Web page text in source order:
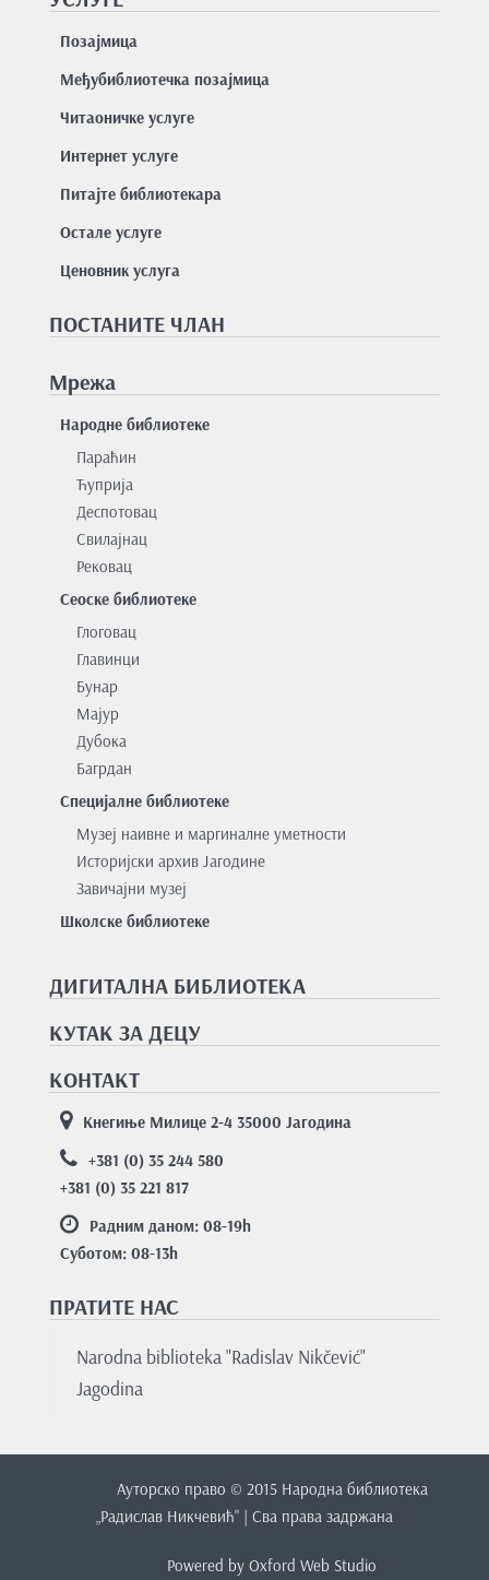
Позајмицa
Међубиблиотечка позајмица
Читаоничке услуге
Интернет услуге
Питајте библиотекара
Остале услуге
Ценовник услуга
ПОСТАНИТЕ ЧЛАН
Мрежа
Народне библиотеке
Параћин
Ћуприја
Деспотовац
Свилајнац
Рековац
Сеоске библиотеке
Глоговац
Главинци
Бунар
Мајур
Дубока
Багрдан
Специјалне библиотеке
Музеј наивне и маргиналне уметности
Историјски архив Јагодине
Завичајни музеј
Школске библиотеке
ДИГИТАЛНА БИБЛИОТЕКА
КУТАК ЗА ДЕЦУ
КОНТАКТ
Кнегиње Милице 2-4 35000 Јагодина
+381 (0) 35 244 580
+381 (0) 35 221 817
Радним даном: 08-19h
Суботом: 08-13h
ПРАТИТЕ НАС
Nаrodnа bibliotekа "Rаdislаv Nikčević"
Jаgodinа
Ауторско право © 2015 Народна библиотека
„Радислав Никчевић" | Сва права задржана
Powered by Oxford Web Studio